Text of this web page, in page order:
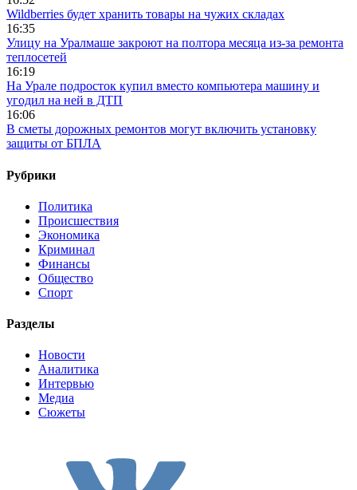
Wildberries будет хранить товары на чужих складах
16:35
Улицу на Уралмаше закроют на полтора месяца из-за ремонта
теплосетей
16:19
На Урале подросток купил вместо компьютера машину и
угодил на ней в ДТП
16:06
В сметы дорожных ремонтов могут включить установку
защиты от БПЛА
Рубрики
Политика
Происшествия
Экономика
Криминал
Финансы
Общество
Спорт
Разделы
Новости
Аналитика
Интервью
Медиа
Сюжеты